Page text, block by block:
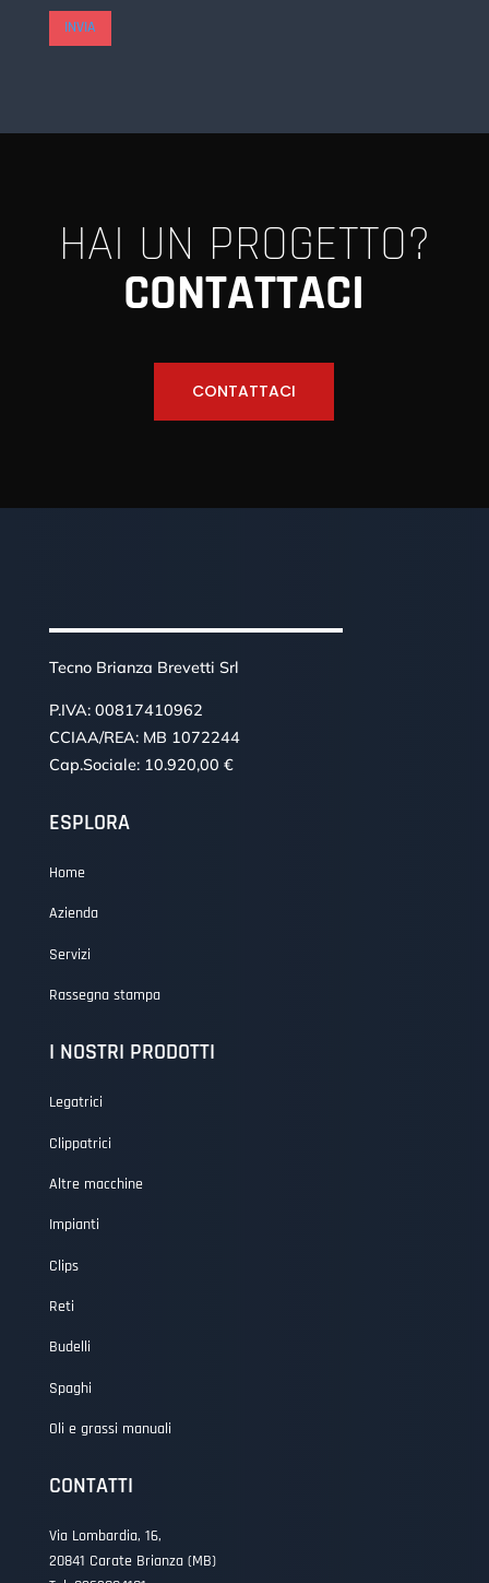
INVIA
HAI UN PROGETTO?
CONTATTACI
CONTATTACI
Tecno Brianza Brevetti Srl
P.IVA: 00817410962
CCIAA/REA: MB 1072244
Cap.Sociale: 10.920,00 €
ESPLORA
Home
Azienda
Servizi
Rassegna stampa
I NOSTRI PRODOTTI
Legatrici
Clippatrici
Altre macchine
Impianti
Clips
Reti
Budelli
Spaghi
Oli e grassi manuali
CONTATTI
Via Lombardia, 16,
20841 Carate Brianza (MB)